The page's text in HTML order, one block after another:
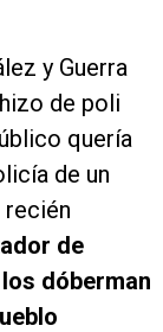
y Guerra
de poli
quería
de un
de
dóberman